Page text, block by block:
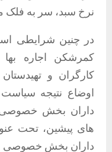
نرخ سبد، سر به
در چنین شرایطی
کمرشکن اجاره
کارگران و
اوضاع نتیجه
داران بخش
های پیشین، تحت
دارانِ بخش خصوصی